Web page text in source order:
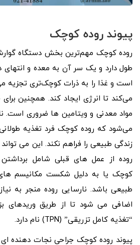
پیوند روده کوچک
طول دارد و یک سر آن به معده و انتهای
است و غذا را به ذرات کوچک‌تری تجزیه
می‌کند تا انرژی ایجاد کند. همچنین
مواد معدنی و ویتامین ها ضروری است.
می‌شود که روده کوچک فرد تغذیه
زندگی طبیعی را فراهم نکند. این می
روده از عمل های قبلی شامل
کوچک یا به دلیل شکست مکانیسم
طبیعی باشد. نارسایی روده منجر به
اضافی می شود تا از طریق وریدهای
“تغذیه کامل تزریقی” (TPN) نام دارد.
پیوند روده کوچک جراحی نجات دهنده